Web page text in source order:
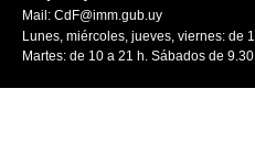
Mail: CdF@imm.gub.uy
Lunes, miércoles, jueves, viernes: de
Martes: de 10 a 21 h. Sábados de